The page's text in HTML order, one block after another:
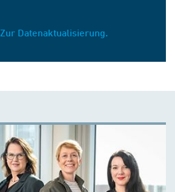
Zur Datenaktualisierung.